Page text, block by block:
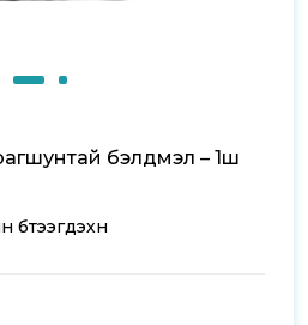
бэлдмэл – 1ш